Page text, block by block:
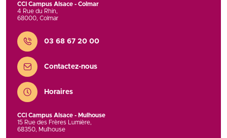
CCI Campus Alsace - Colmar
4 Rue du Rhin,
68000, Colmar
Contact
03 68 67 20 00
Contactez-nous
Horaires
CCI Campus Alsace - Mulhouse
15 Rue des Frères Lumière,
68350, Mulhouse